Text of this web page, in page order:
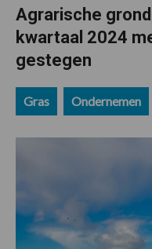
Agrarische
kwartaal 2024
gestegen
Gras Ondernemen